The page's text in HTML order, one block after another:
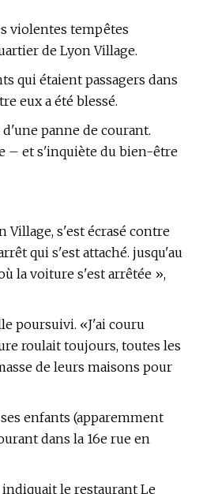
violentes tempêtes
de Lyon Village.
qui étaient passagers dans
eux a été blessé.
panne de courant.
– et s'inquiète du bien-être
Village, s'est écrasé contre
qui s'est attaché. jusqu'au
la voiture s'est arrêtée »,
poursuivi. «J'ai couru
roulait toujours, toutes les
de leurs maisons pour
enfants (apparemment
dans la 16e rue en
le restaurant Le